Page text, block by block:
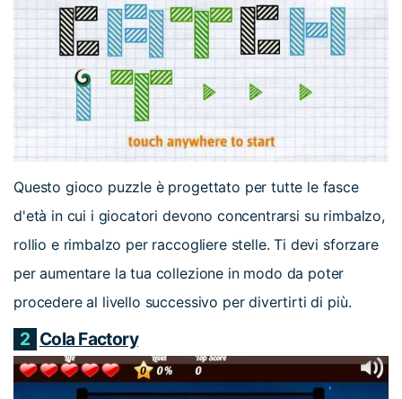
Questo gioco puzzle è progettato per tutte le fasce
d'età in cui i giocatori devono concentrarsi su rimbalzo,
rollio e rimbalzo per raccogliere stelle. Ti devi sforzare
per aumentare la tua collezione in modo da poter
procedere al livello successivo per divertirti di più.
2 Cola Factory